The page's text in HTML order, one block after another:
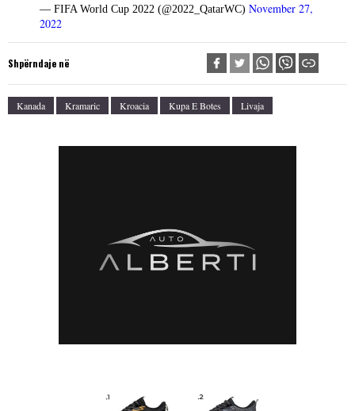
— FIFA World Cup 2022 (@2022_QatarWC) November 27,
2022
Shpërndaje në
Kanada Kramaric Kroacia Kupa E Botes Livaja